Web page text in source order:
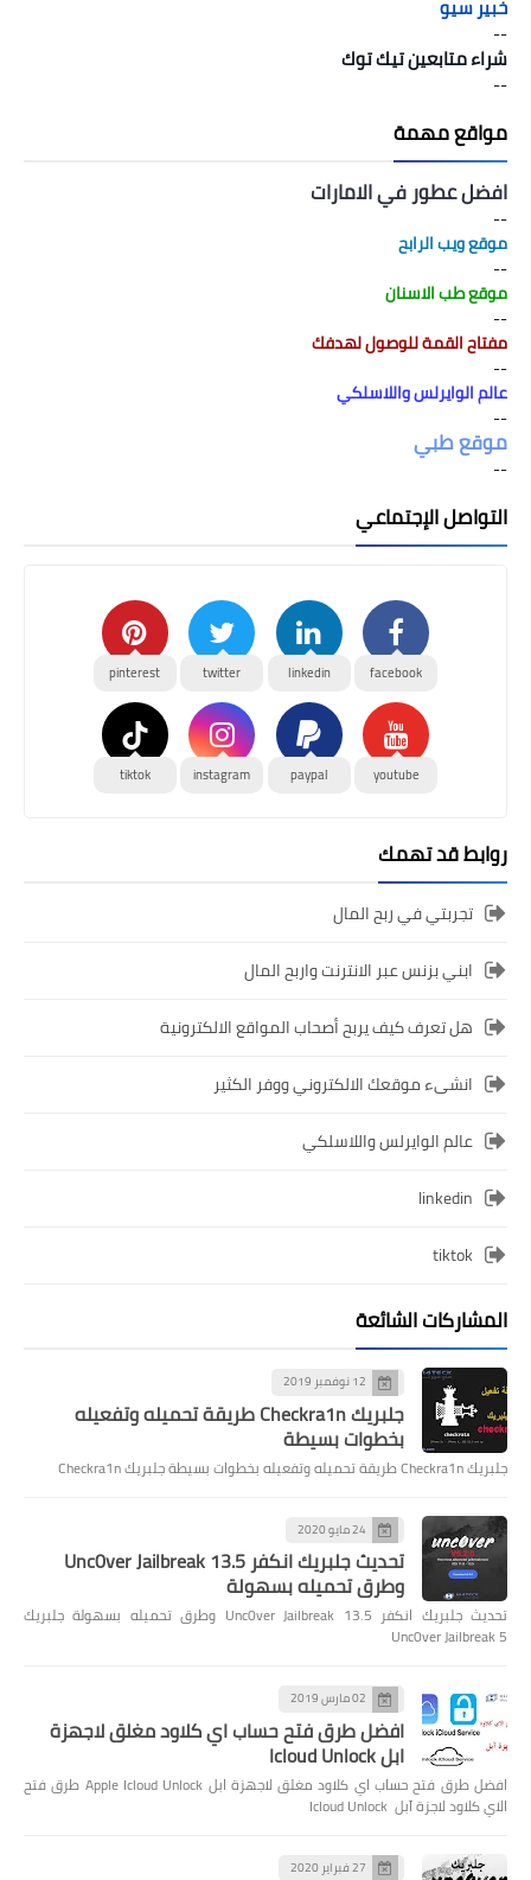
خبير سيو
--
شراء متابعين تيك توك
--
مواقع مهمة
افضل عطور في الامارات
--
موقع ويب الرابح
--
موقع طب الاسنان
--
مفتاح القمة للوصول لهدفك
--
عالم الوايرلس واللاسلكي
--
موقع طبي
--
التواصل الإجتماعي
facebook
linkedin
twitter
pinterest
youtube
paypal
instagram
tiktok
روابط قد تهمك
تجربتي في ربح المال
ابني بزنس عبر الانترنت واربح المال
هل تعرف كيف يربح أصحاب المواقع الالكترونية
انشىء موقعك الالكتروني ووفر الكثير
عالم الوايرلس واللاسلكي
linkedin
tiktok
المشاركات الشائعة
12 نوفمبر 2019
جلبريك Checkra1n طريقة تحميله وتفعيله
بخطوات بسيطة
جلبريك Checkra1n طريقة تحميله وتفعيله بخطوات بسيطة جلبريك Checkra1n
24 مايو 2020
تحديث جلبريك انكفر Unc0ver Jailbreak 13.5
وطرق تحميله بسهولة
تحديث جلبريك انكفر Unc0ver Jailbreak 13.5 وطرق تحميله بسهولة جلبريك
Unc0ver Jailbreak 5
02 مارس 2019
افضل طرق فتح حساب اي كلاود مغلق لاجهزة
ابل Icloud Unlock
افضل طرق فتح حساب اي كلاود مغلق لاجهزة ابل Apple Icloud Unlock طرق فتح
الاي كلاود لاجزة آبل Icloud Unlock
27 فبراير 2020